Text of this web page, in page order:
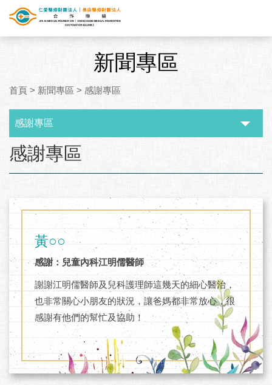
新聞專區
首頁 > 新聞專區 > 感謝專區
感謝專區
感謝專區
黃○○
感謝：兒童內科江明儒醫師
謝謝江明儒醫師及兒科護理師這幾天的細心醫治，
也非常關心小朋友的狀況，讓爸媽都非常放心，很
感謝有他們的幫忙及協助！